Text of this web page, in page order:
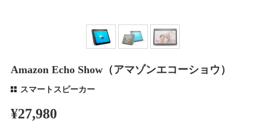
スマートスピーカー
Amazon Echo Show（アマゾンエコーショウ）
¥27,980